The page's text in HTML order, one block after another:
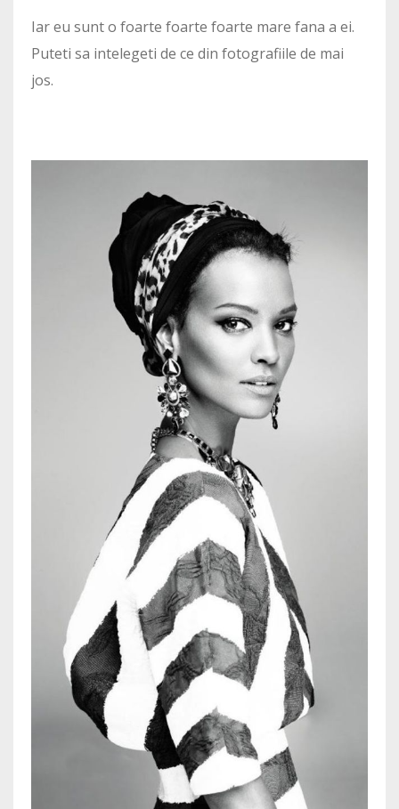
Iar eu sunt o foarte foarte foarte mare fana a ei.
Puteti sa intelegeti de ce din fotografiile de mai
jos.